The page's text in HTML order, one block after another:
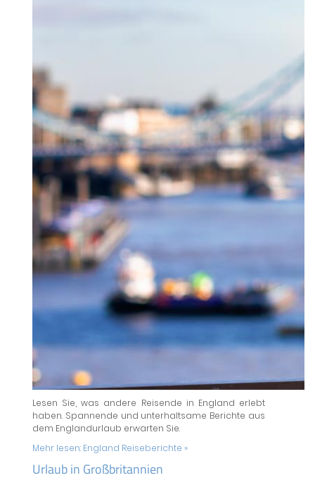
Lesen Sie, was andere Reisende in England erlebt
haben. Spannende und unterhaltsame Berichte aus
dem Englandurlaub erwarten Sie.
Mehr lesen: England Reiseberichte »
Urlaub in Großbritannien